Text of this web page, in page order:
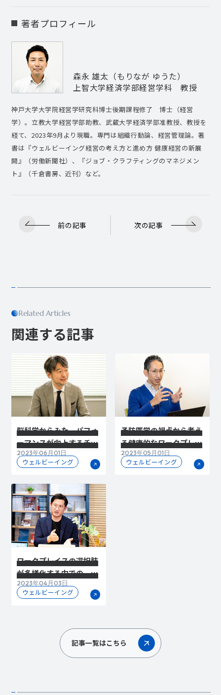
著者プロフィール
森永 雄太（もりなが ゆうた）
上智大学経済学部経営学科 教授
神戸大学大学院経営学研究科博士後期課程修了 博士（経営
学）。立教大学経営学部助教、武蔵大学経済学部准教授、教授を
経て、2023年9月より現職。専門は組織行動論、経営管理論。著
書は『ウェルビーイング経営の考え方と進め方 健康経営の新展
開』（労働新聞社）、『ジョブ・クラフティングのマネジメン
ト』（千倉書房、近刊）など。
前の記事 次の記事
Related Articles
関連する記事
脳科学からみた、パフォ
ーマンスが向上するチー
ム環境やワークプレイス
2023年06月01日
ウェルビーイング
予防医学の視点から考え
る健康的なワークプレイ
スづくりとは
2023年05月01日
ウェルビーイング
ワークプレイスの選択肢
が多様化する中での、ウ
ェルビーイングの高め方
2023年04月03日
ウェルビーイング
記事一覧はこちら